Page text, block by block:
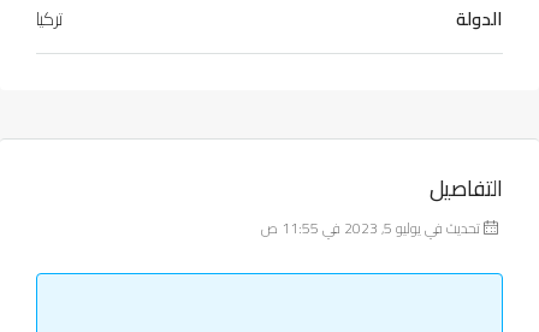
الدولة
تركيا
التفاصيل
تحديث في يوليو 5, 2023 في 11:55 ص